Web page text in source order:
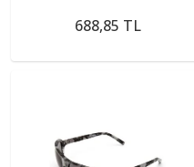
688,85 TL